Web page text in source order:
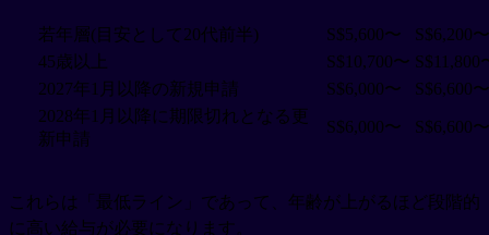
若年層(目安として20代前半) S$5,600〜
S$6,200〜
45歳以上
S$10,700〜 S$11,800
2027年1月以降の新規申請
S$6,000〜
S$6,600〜
2028年1月以降に期限切れとなる更
新申請
S$6,000〜 S$6,600〜
これらは「最低ライン」であって、年齢が上がるほど段階的
に高い給与が必要になります。